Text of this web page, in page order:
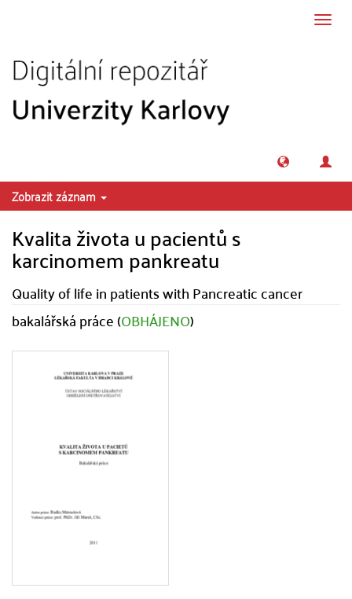
Zobrazit záznam
Kvalita života u pacientů s
karcinomem pankreatu
Quality of life in patients with Pancreatic cancer
bakalářská práce (OBHÁJENO)